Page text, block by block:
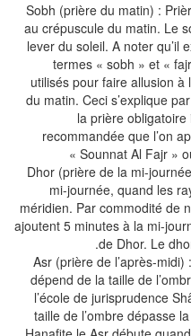
Sobh (prière du matin) :
au crépuscule du matin. Le
lever du soleil. A noter qu’il
termes « sobh » et «
utilisés pour faire allusion
du matin. Ceci s’explique
la prière
recommandée que l’on
Sounnat Al Fajr »
Dhor (prière de la mi-
mi-journée, quand les
méridien. Par commodité de
ajoutent 5 minutes à la mi-
de Dhor. Le
Asr (prière de l’après-midi)
dépend de la taille de
l’école de jurisprudence
taille de l’ombre dépasse